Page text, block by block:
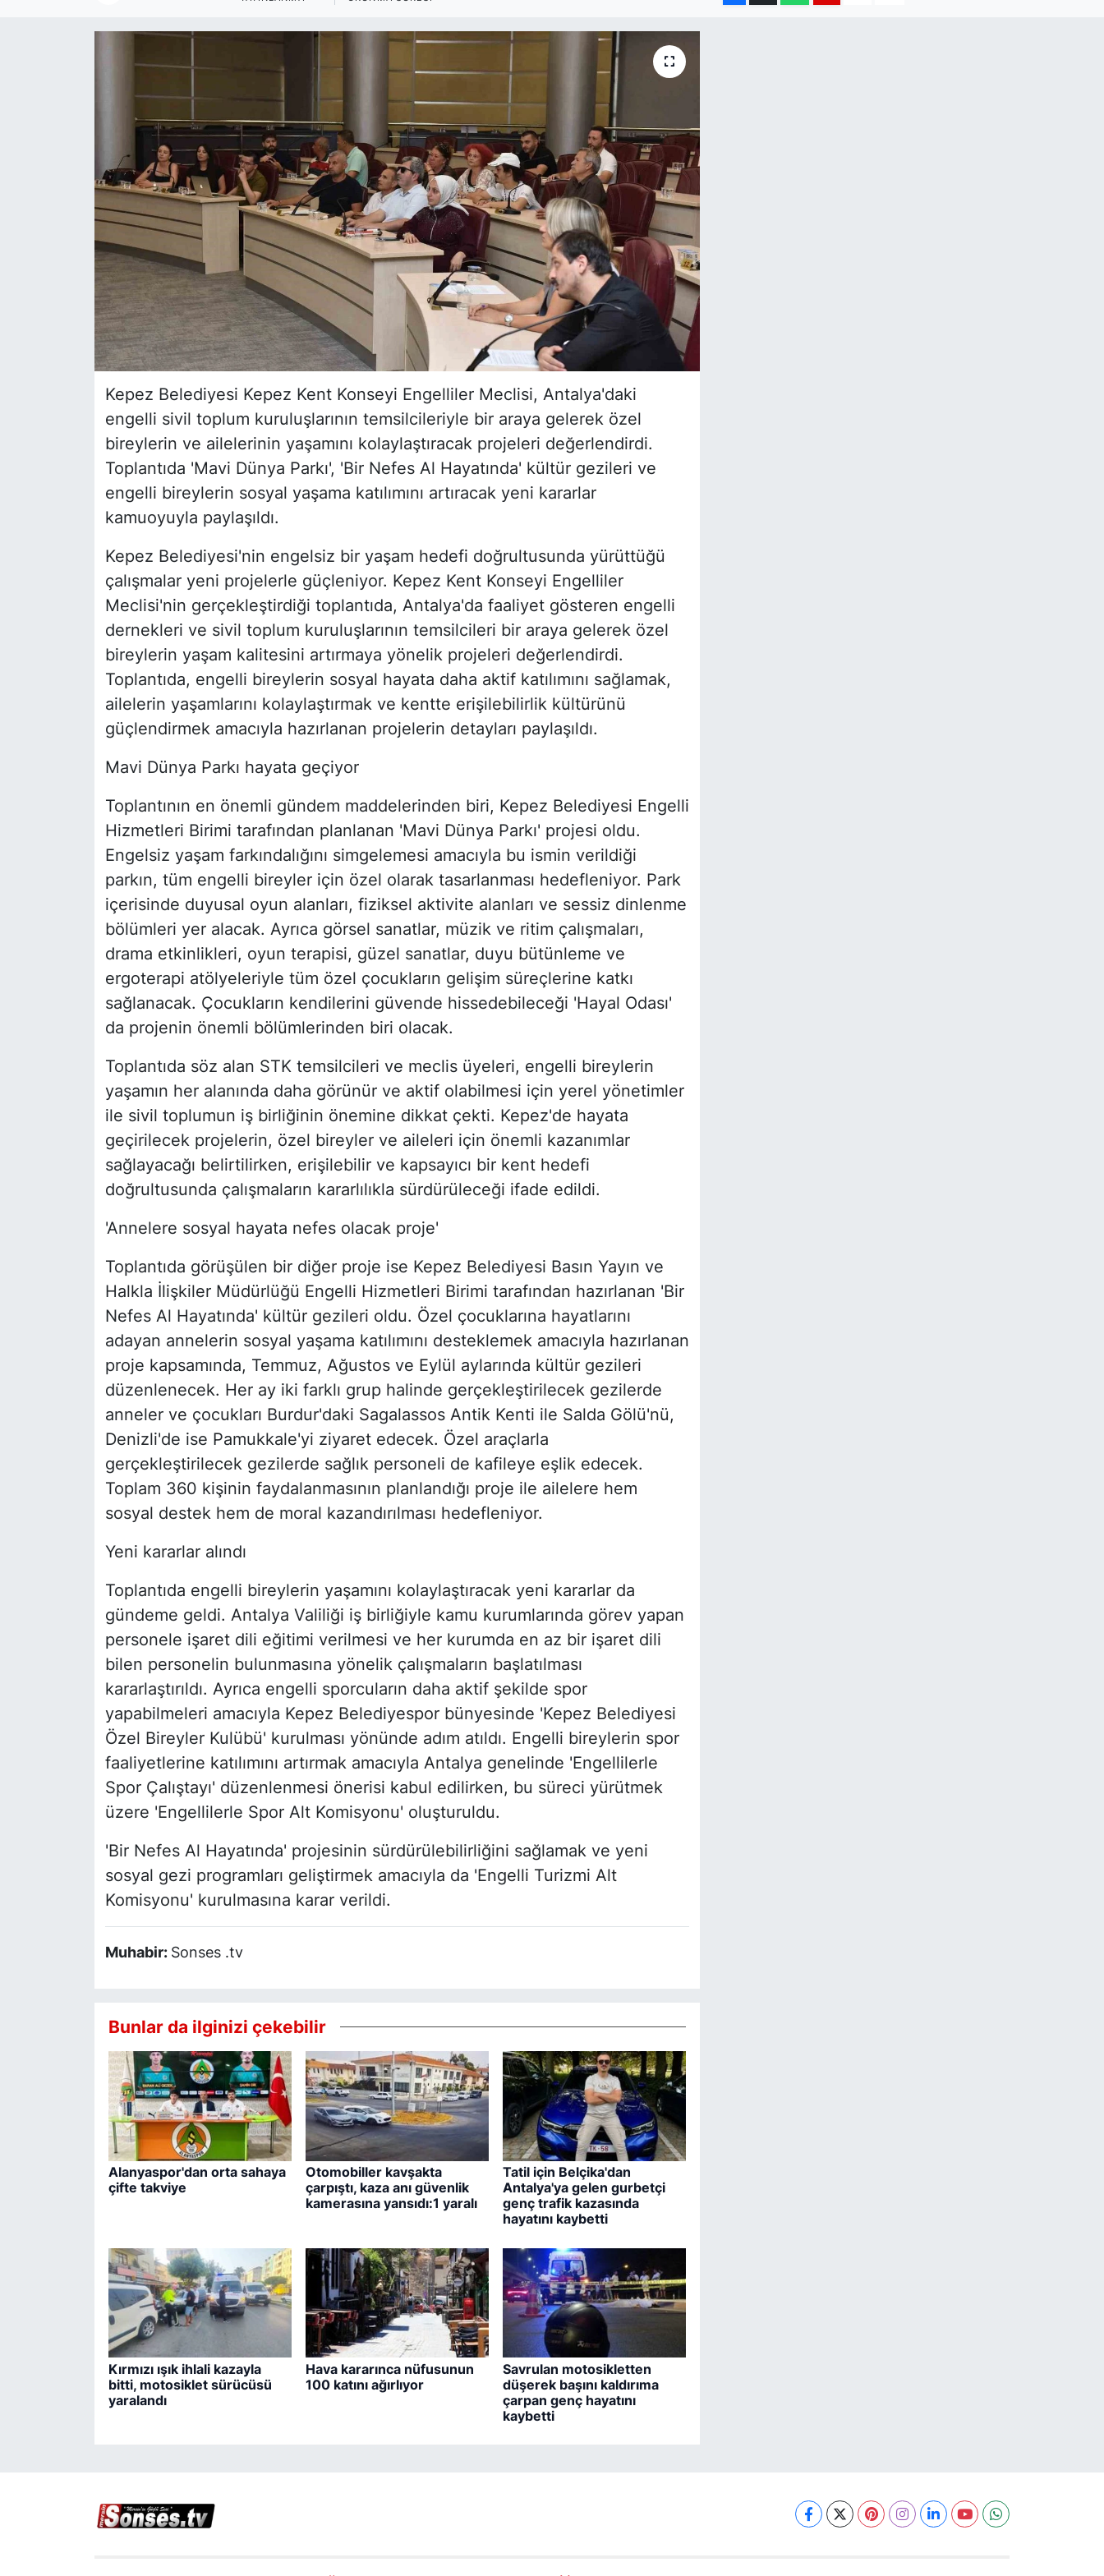
Kepez Belediyesi Kepez Kent Konseyi Engelliler Meclisi, Antalya'daki
engelli sivil toplum kuruluşlarının temsilcileriyle bir araya gelerek özel
bireylerin ve ailelerinin yaşamını kolaylaştıracak projeleri değerlendirdi.
Toplantıda 'Mavi Dünya Parkı', 'Bir Nefes Al Hayatında' kültür gezileri ve
engelli bireylerin sosyal yaşama katılımını artıracak yeni kararlar
kamuoyuyla paylaşıldı.
Kepez Belediyesi'nin engelsiz bir yaşam hedefi doğrultusunda yürüttüğü
çalışmalar yeni projelerle güçleniyor. Kepez Kent Konseyi Engelliler
Meclisi'nin gerçekleştirdiği toplantıda, Antalya'da faaliyet gösteren engelli
dernekleri ve sivil toplum kuruluşlarının temsilcileri bir araya gelerek özel
bireylerin yaşam kalitesini artırmaya yönelik projeleri değerlendirdi.
Toplantıda, engelli bireylerin sosyal hayata daha aktif katılımını sağlamak,
ailelerin yaşamlarını kolaylaştırmak ve kentte erişilebilirlik kültürünü
güçlendirmek amacıyla hazırlanan projelerin detayları paylaşıldı.
Mavi Dünya Parkı hayata geçiyor
Toplantının en önemli gündem maddelerinden biri, Kepez Belediyesi Engelli
Hizmetleri Birimi tarafından planlanan 'Mavi Dünya Parkı' projesi oldu.
Engelsiz yaşam farkındalığını simgelemesi amacıyla bu ismin verildiği
parkın, tüm engelli bireyler için özel olarak tasarlanması hedefleniyor. Park
içerisinde duyusal oyun alanları, fiziksel aktivite alanları ve sessiz dinlenme
bölümleri yer alacak. Ayrıca görsel sanatlar, müzik ve ritim çalışmaları,
drama etkinlikleri, oyun terapisi, güzel sanatlar, duyu bütünleme ve
ergoterapi atölyeleriyle tüm özel çocukların gelişim süreçlerine katkı
sağlanacak. Çocukların kendilerini güvende hissedebileceği 'Hayal Odası'
da projenin önemli bölümlerinden biri olacak.
Toplantıda söz alan STK temsilcileri ve meclis üyeleri, engelli bireylerin
yaşamın her alanında daha görünür ve aktif olabilmesi için yerel yönetimler
ile sivil toplumun iş birliğinin önemine dikkat çekti. Kepez'de hayata
geçirilecek projelerin, özel bireyler ve aileleri için önemli kazanımlar
sağlayacağı belirtilirken, erişilebilir ve kapsayıcı bir kent hedefi
doğrultusunda çalışmaların kararlılıkla sürdürüleceği ifade edildi.
'Annelere sosyal hayata nefes olacak proje'
Toplantıda görüşülen bir diğer proje ise Kepez Belediyesi Basın Yayın ve
Halkla İlişkiler Müdürlüğü Engelli Hizmetleri Birimi tarafından hazırlanan 'Bir
Nefes Al Hayatında' kültür gezileri oldu. Özel çocuklarına hayatlarını
adayan annelerin sosyal yaşama katılımını desteklemek amacıyla hazırlanan
proje kapsamında, Temmuz, Ağustos ve Eylül aylarında kültür gezileri
düzenlenecek. Her ay iki farklı grup halinde gerçekleştirilecek gezilerde
anneler ve çocukları Burdur'daki Sagalassos Antik Kenti ile Salda Gölü'nü,
Denizli'de ise Pamukkale'yi ziyaret edecek. Özel araçlarla
gerçekleştirilecek gezilerde sağlık personeli de kafileye eşlik edecek.
Toplam 360 kişinin faydalanmasının planlandığı proje ile ailelere hem
sosyal destek hem de moral kazandırılması hedefleniyor.
Yeni kararlar alındı
Toplantıda engelli bireylerin yaşamını kolaylaştıracak yeni kararlar da
gündeme geldi. Antalya Valiliği iş birliğiyle kamu kurumlarında görev yapan
personele işaret dili eğitimi verilmesi ve her kurumda en az bir işaret dili
bilen personelin bulunmasına yönelik çalışmaların başlatılması
kararlaştırıldı. Ayrıca engelli sporcuların daha aktif şekilde spor
yapabilmeleri amacıyla Kepez Belediyespor bünyesinde 'Kepez Belediyesi
Özel Bireyler Kulübü' kurulması yönünde adım atıldı. Engelli bireylerin spor
faaliyetlerine katılımını artırmak amacıyla Antalya genelinde 'Engellilerle
Spor Çalıştayı' düzenlenmesi önerisi kabul edilirken, bu süreci yürütmek
üzere 'Engellilerle Spor Alt Komisyonu' oluşturuldu.
'Bir Nefes Al Hayatında' projesinin sürdürülebilirliğini sağlamak ve yeni
sosyal gezi programları geliştirmek amacıyla da 'Engelli Turizmi Alt
Komisyonu' kurulmasına karar verildi.
Muhabir: Sonses .tv
Bunlar da ilginizi çekebilir
Alanyaspor'dan orta sahaya
çifte takviye
Otomobiller kavşakta
çarpıştı, kaza anı güvenlik
kamerasına yansıdı:1 yaralı
Tatil için Belçika'dan
Antalya'ya gelen gurbetçi
genç trafik kazasında
hayatını kaybetti
Kırmızı ışık ihlali kazayla
bitti, motosiklet sürücüsü
yaralandı
Hava kararınca nüfusunun
100 katını ağırlıyor
Savrulan motosikletten
düşerek başını kaldırıma
çarpan genç hayatını
kaybetti
Siyaset
Haberde insan